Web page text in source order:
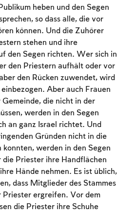
heben und den Segen
so dass alle, die vor
können. Und die Zuhörer
stehen und ihre
den Segen richten. Wer sich in
den Priestern aufhält oder vor
den Rücken zuwendet, wird
Aber auch Frauen
Gemeinde, die nicht in der
werden in den Segen
an ganz Israel richtet. Und
Gründen nicht in die
konnten, werden in den Segen
die Priester ihre Handflächen
Hände nehmen. Es ist üblich,
dass Mitglieder des Stammes
Priester ergreifen. Vor dem
die Priester ihre Schuhe